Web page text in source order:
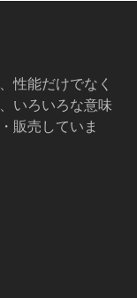
性能だけでなく
いろいろな意味
販売していま